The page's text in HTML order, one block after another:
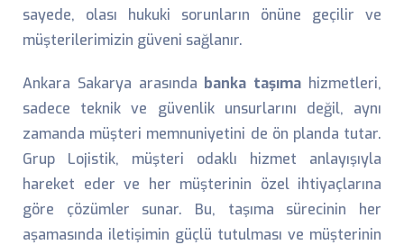
sayede, olası hukuki sorunların önüne geçilir ve
müşterilerimizin güveni sağlanır.
Ankara Sakarya arasında banka taşıma hizmetleri,
sadece teknik ve güvenlik unsurlarını değil, aynı
zamanda müşteri memnuniyetini de ön planda tutar.
Grup Lojistik, müşteri odaklı hizmet anlayışıyla
hareket eder ve her müşterinin özel ihtiyaçlarına
göre çözümler sunar. Bu, taşıma sürecinin her
aşamasında iletişimin güçlü tutulması ve müşterinin